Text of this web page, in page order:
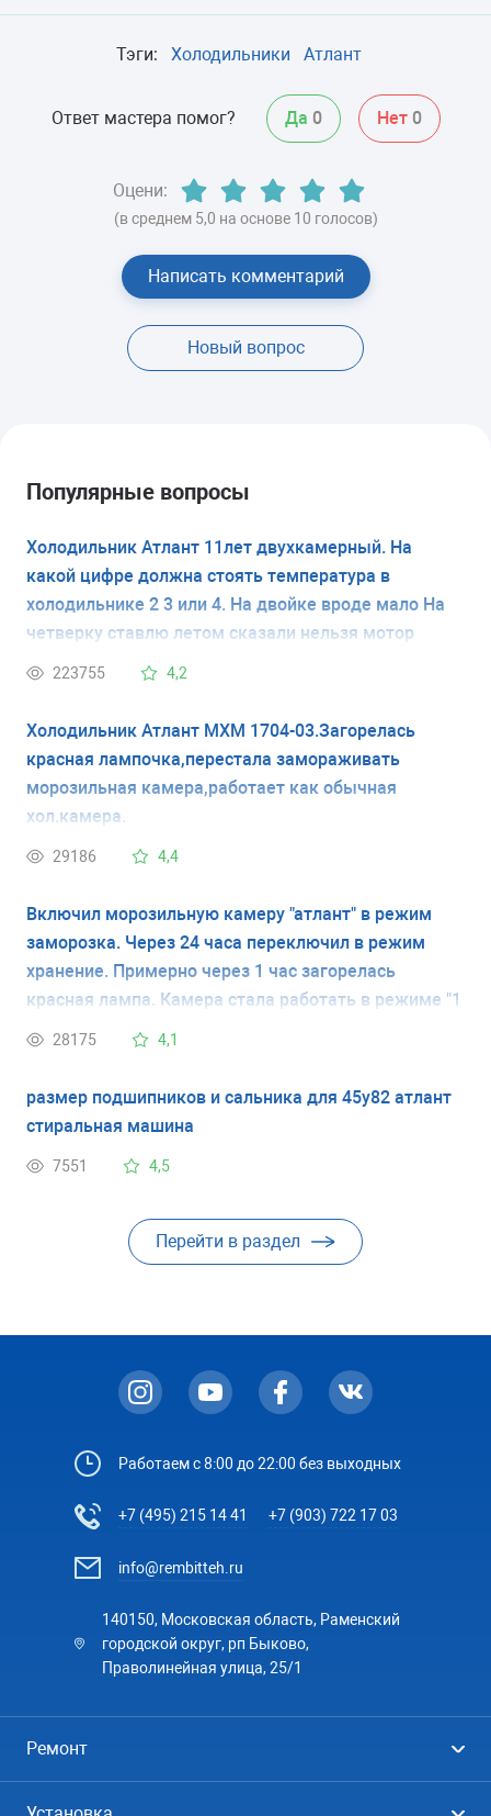
Тэги: Холодильники Атлант
Ответ мастера помог? Да 0 Нет 0
Оцени:
(в среднем 5,0 на основе 10 голосов)
Написать комментарий
Новый вопрос
Популярные вопросы
Холодильник Атлант 11лет двухкамерный. На
какой цифре должна стоять температура в
холодильнике 2 3 или 4. На двойке вроде мало На
четверку ставлю летом сказали нельзя мотор
испортится
223755 4,2
Холодильник Атлант МХМ 1704-03.Загорелась
красная лампочка,перестала замораживать
морозильная камера,работает как обычная
хол.камера.
29186 4,4
Включил морозильную камеру "атлант" в режим
заморозка. Через 24 часа переключил в режим
хранение. Примерно через 1 час загорелась
красная лампа. Камера стала работать в режиме "1
минуту работает, 5 минут нет" и так постоянно, при
28175 4,1
размер подшипников и сальника для 45у82 атлант
стиральная машина
7551 4,5
Перейти в раздел
Работаем с 8:00 до 22:00 без выходных
+7 (495) 215 14 41 +7 (903) 722 17 03
info@rembitteh.ru
140150, Московская область, Раменский
городской округ, рп Быково,
Праволинейная улица, 25/1
Ремонт